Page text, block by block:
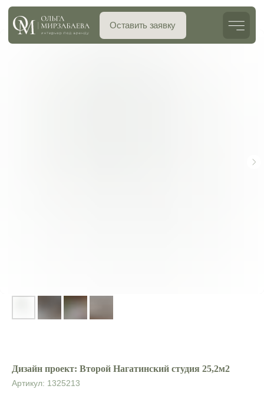
Дизайн проект: Второй Нагатинский студия 25,2м2
Артикул: 1325213